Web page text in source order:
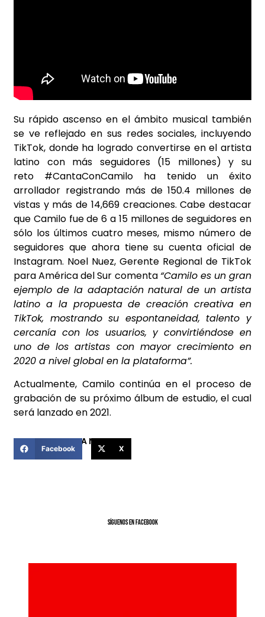
Su rápido ascenso en el ámbito musical también
se ve reflejado en sus redes sociales, incluyendo
TikTok, donde ha logrado convertirse en el artista
latino con más seguidores (15 millones) y su
reto #CantaConCamilo ha tenido un éxito
arrollador registrando más de 150.4 millones de
vistas y más de 14,669 creaciones. Cabe destacar
que Camilo fue de 6 a 15 millones de seguidores en
sólo los últimos cuatro meses, mismo número de
seguidores que ahora tiene su cuenta oficial de
Instagram. Noel Nuez, Gerente Regional de TikTok
para América del Sur comenta “Camilo es un gran
ejemplo de la adaptación natural de un artista
latino a la propuesta de creación creativa en
TikTok, mostrando su espontaneidad, talento y
cercanía con los usuarios, y convirtiéndose en
uno de los artistas con mayor crecimiento en
2020 a nivel global en la plataforma”.
Actualmente, Camilo continúa en el proceso de
grabación de su próximo álbum de estudio, el cual
será lanzado en 2021.
COMPARTIR ESTA NOTICIA
Facebook X
SíGUENOS EN FACEBOOK